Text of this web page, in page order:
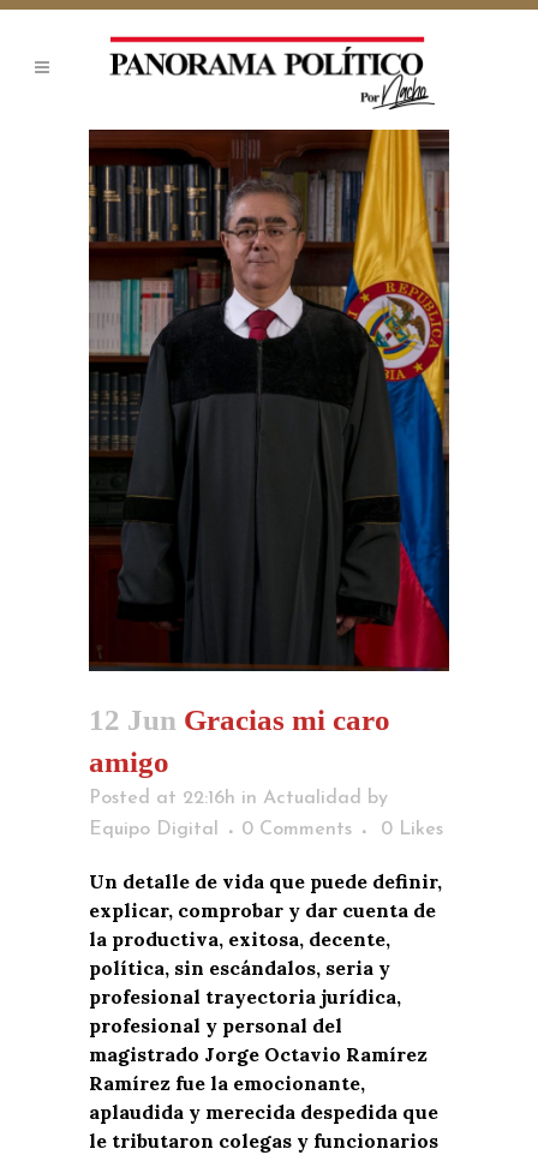
12 Jun Gracias mi caro
amigo
Posted at 22:16h in Actualidad
by
Equipo Digital
0 Comments 0 Likes
Un detalle de vida que puede definir,
explicar, comprobar y dar cuenta de
la productiva, exitosa, decente,
política, sin escándalos, seria y
profesional trayectoria jurídica,
profesional y personal del
magistrado Jorge Octavio Ramírez
Ramírez fue la emocionante,
aplaudida y merecida despedida que
le tributaron colegas y funcionarios